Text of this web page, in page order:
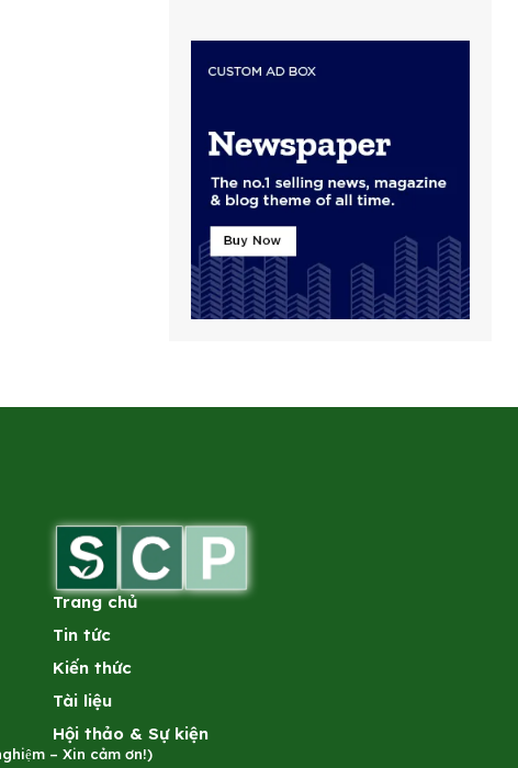
Trang chủ
Tin tức
Kiến thức
Tài liệu
Hội thảo & Sự kiện
– Xin cảm ơn!)